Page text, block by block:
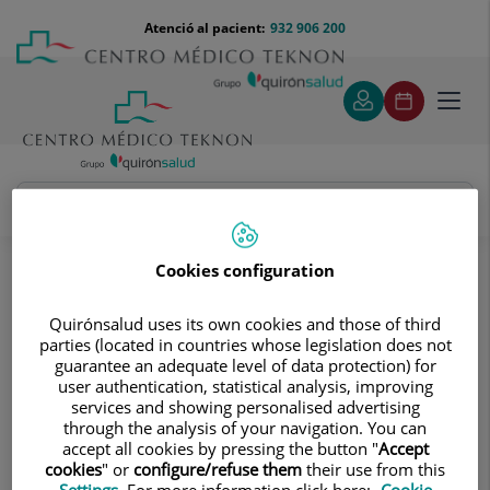
contingut
Menú
teléfono
cabecera
932 906 200
Atenció al pacient:
Jordi Gatell Tortajada
JordiGatell Tortajada
FACULTATIU ESPECIALISTA OFTALMOLOGIA
Cookies configuration
Quirónsalud uses its own cookies and those of third
parties (located in countries whose legislation does not
guarantee an adequate level of data protection) for
user authentication, statistical analysis, improving
services and showing personalised advertising
through the analysis of your navigation. You can
accept all cookies by pressing the button "Accept
cookies" or configure/refuse them their use from this